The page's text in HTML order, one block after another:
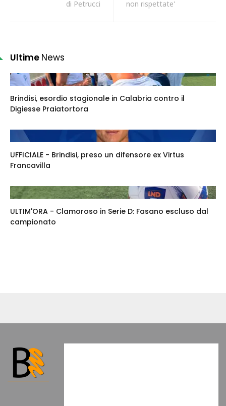
di Petrucci
non rispettate'
Ultime News
Brindisi, esordio stagionale in Calabria contro il
Digiesse Praiatortora
UFFICIALE - Brindisi, preso un difensore ex Virtus
Francavilla
ULTIM'ORA - Clamoroso in Serie D: Fasano escluso dal
campionato